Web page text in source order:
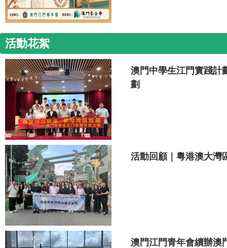
活動花絮
澳門中學生江門實踐計
劃
活動回顧｜粵港澳大灣
澳門江門青年會續辦澳